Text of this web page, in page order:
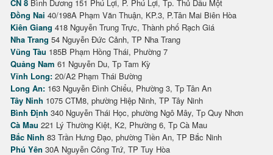
CN 8 Bình Dương 151 Phú Lợi, P. Phú Lợi, Tp. Thủ Dầu Một
Đồng Nai 40/198A Phạm Văn Thuận, KP.3, P.Tân Mai Biên Hòa
Kiên Giang 418 Nguyễn Trung Trực, Thành phố Rạch Giá
Nha Trang 54 Nguyễn Đức Cảnh, TP Nha Trang
Vũng Tàu 185B Phạm Hồng Thái, Phường 7
Quảng Nam 61 Nguyễn Du, Tp Tam Kỳ
Vĩnh Long: 20/A2 Phạm Thái Bường
Long An: 163 Nguyễn Đình Chiểu, Phường 3, Tp Tân An
Tây Ninh 1075 CTM8, phường Hiệp Ninh, TP Tây Ninh
Bình Định 340 Nguyễn Thái Học, phường Ngô Mây, Tp Quy Nhơn
Cà Mau 221 Lý Thường Kiệt, K2, Phường 6, Tp Cà Mau
Bắc Ninh 83 Trần Hưng Đạo, phường Tiền An, TP Bắc Ninh
Phú Yên 30A Nguyễn Công Trứ, TP Tuy Hòa